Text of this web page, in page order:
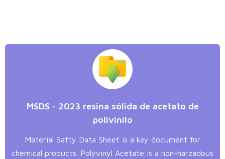
MSDS - 2023 resina sólida de acetato de
polivinilo
Material Safty Data Sheet is a key document for
chemical products. Polyvinyl Acetate is a non-harzadous